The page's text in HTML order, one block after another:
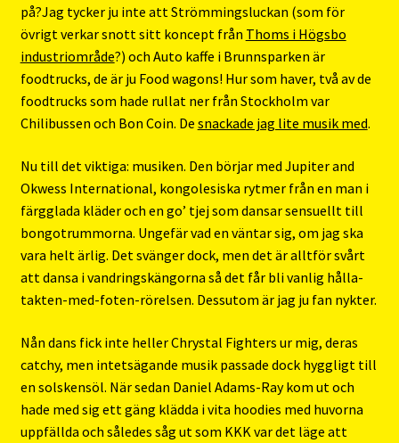
på?Jag tycker ju inte att Strömmingsluckan (som för
övrigt verkar snott sitt koncept från Thoms i Högsbo
industriområde?) och Auto kaffe i Brunnsparken är
foodtrucks, de är ju Food wagons! Hur som haver, två av de
foodtrucks som hade rullat ner från Stockholm var
Chilibussen och Bon Coin. De snackade jag lite musik med.
Nu till det viktiga: musiken. Den börjar med Jupiter and
Okwess International, kongolesiska rytmer från en man i
färgglada kläder och en go’ tjej som dansar sensuellt till
bongotrummorna. Ungefär vad en väntar sig, om jag ska
vara helt ärlig. Det svänger dock, men det är alltför svårt
att dansa i vandringskängorna så det får bli vanlig hålla-
takten-med-foten-rörelsen. Dessutom är jag ju fan nykter.
Nån dans fick inte heller Chrystal Fighters ur mig, deras
catchy, men intetsägande musik passade dock hyggligt till
en solskensöl. När sedan Daniel Adams-Ray kom ut och
hade med sig ett gäng klädda i vita hoodies med huvorna
uppfällda och således såg ut som KKK var det läge att